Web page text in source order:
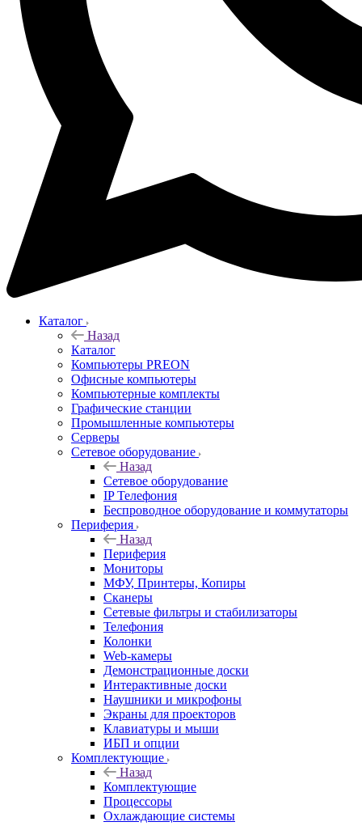
Каталог
Назад
Каталог
Компьютеры PREON
Офисные компьютеры
Компьютерные комплекты
Графические станции
Промышленные компьютеры
Серверы
Сетевое оборудование
Назад
Сетевое оборудование
IP Телефония
Беспроводное оборудование и коммутаторы
Периферия
Назад
Периферия
Мониторы
МФУ, Принтеры, Копиры
Сканеры
Сетевые фильтры и стабилизаторы
Телефония
Колонки
Web-камеры
Демонстрационные доски
Интерактивные доски
Наушники и микрофоны
Экраны для проекторов
Клавиатуры и мыши
ИБП и опции
Комплектующие
Назад
Комплектующие
Процессоры
Охлаждающие системы